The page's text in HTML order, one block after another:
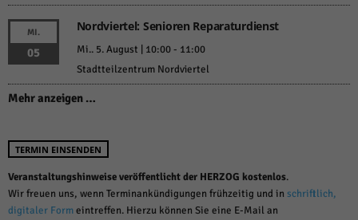
MI.
05
Nordviertel: Senioren Reparaturdienst
Mi.. 5. August | 10:00- 11:00
Stadtteilzentrum Nordviertel
Mehr anzeigen …
TERMIN EINSENDEN
Veranstaltungshinweise veröffentlicht der HERZOG kostenlos.
Wir freuen uns, wenn Terminankündigungen frühzeitig und in schriftlich,
digitaler Formeintreffen. Hierzu können Sie eine E-Mail an